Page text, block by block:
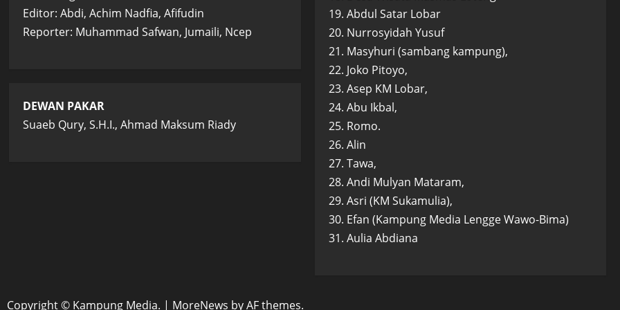
Editor: Abdi, Achim Nadfia, Afifudin
Reporter: Muhammad Safwan, Jumaili, Ncep
DEWAN PAKAR
Suaeb Qury, S.H.I., Ahmad Maksum Riady
19. Abdul Satar Lobar
20. Nurrosyidah Yusuf
21. Masyhuri (sambang kampung),
22. Joko Pitoyo,
23. Asep KM Lobar,
24. Abu Ikbal,
25. Romo.
26. Alin
27. Tawa,
28. Andi Mulyan Mataram,
29. Asri (KM Sukamulia),
30. Efan (Kampung Media Lengge Wawo-Bima)
31. Aulia Abdiana
Copyright © Kampung Media. | MoreNews by AF themes.